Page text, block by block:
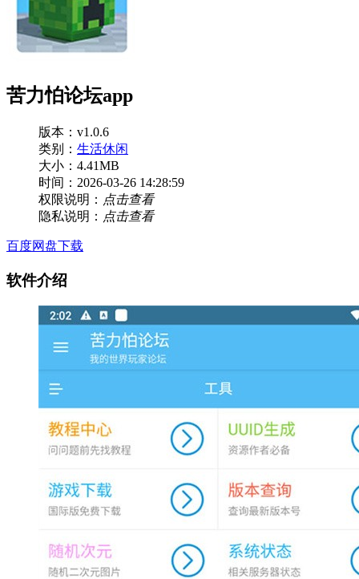
苦力怕论坛app
版本：v1.0.6
类别： 生活休闲
大小：4.41MB
时间：2026-03-26 14:28:59
权限说明： 点击查看
隐私说明： 点击查看
百度网盘下载
软件介绍